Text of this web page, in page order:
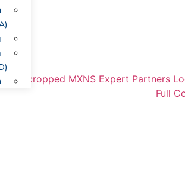
(RCA)
(R&D)